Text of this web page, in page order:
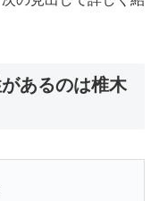
あるのは椎木